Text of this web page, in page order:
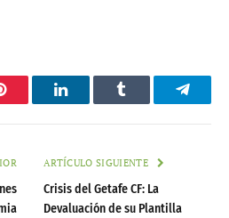
LinkedInTumblr
ARTÍCULO SIGUIENTE
Crisis del Getafe CF: La
Devaluación de su Plantilla